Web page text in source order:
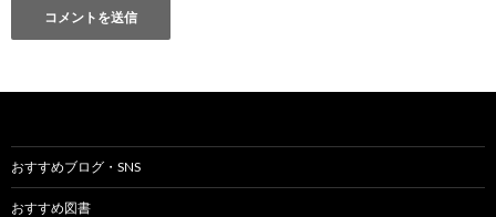
おすすめブログ・SNS
おすすめ図書